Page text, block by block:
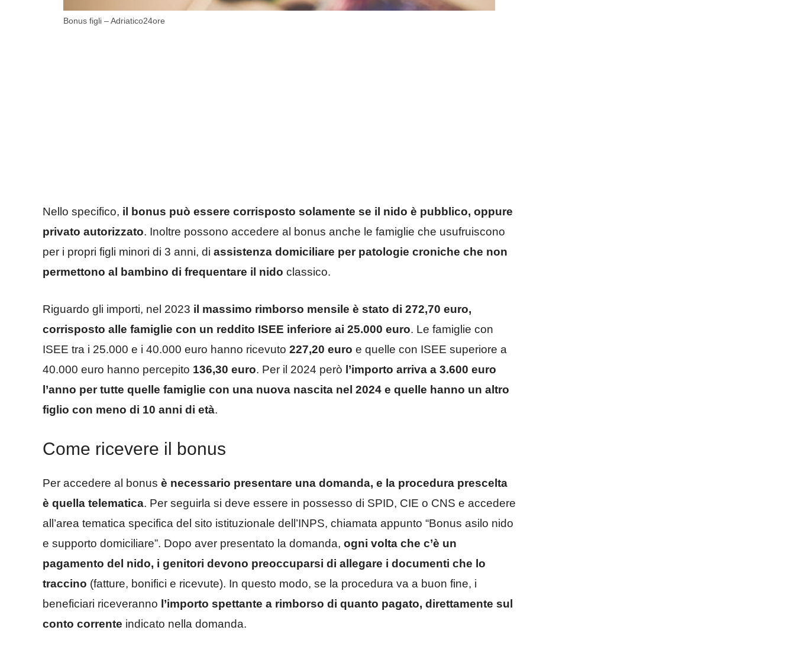
Bonus figli – Adriatico24ore
Nello specifico, il bonus può essere corrisposto solamente se il nido è pubblico, oppure
privato autorizzato. Inoltre possono accedere al bonus anche le famiglie che usufruiscono
per i propri figli minori di 3 anni, di assistenza domiciliare per patologie croniche che non
permettono al bambino di frequentare il nido classico.
Riguardo gli importi, nel 2023 il massimo rimborso mensile è stato di 272,70 euro,
corrisposto alle famiglie con un reddito ISEE inferiore ai 25.000 euro. Le famiglie con
ISEE tra i 25.000 e i 40.000 euro hanno ricevuto 227,20 euro e quelle con ISEE superiore a
40.000 euro hanno percepito 136,30 euro. Per il 2024 però l’importo arriva a 3.600 euro
l’anno per tutte quelle famiglie con una nuova nascita nel 2024 e quelle hanno un altro
figlio con meno di 10 anni di età.
Come ricevere il bonus
Per accedere al bonus è necessario presentare una domanda, e la procedura prescelta
è quella telematica. Per seguirla si deve essere in possesso di SPID, CIE o CNS e accedere
all’area tematica specifica del sito istituzionale dell’INPS, chiamata appunto “Bonus asilo nido
e supporto domiciliare”. Dopo aver presentato la domanda, ogni volta che c’è un
pagamento del nido, i genitori devono preoccuparsi di allegare i documenti che lo
traccino (fatture, bonifici e ricevute). In questo modo, se la procedura va a buon fine, i
beneficiari riceveranno l’importo spettante a rimborso di quanto pagato, direttamente sul
conto corrente indicato nella domanda.